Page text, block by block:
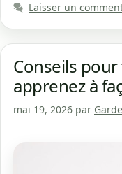
Laisser un
Conseils
apprenez à
mai 19, 2026 par